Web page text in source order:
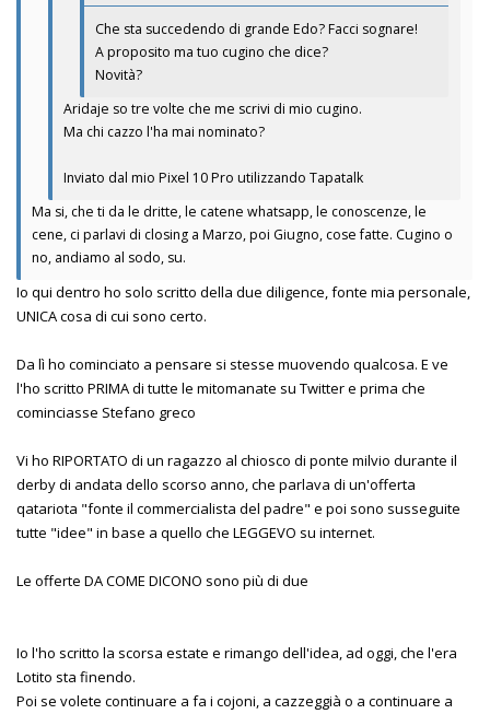
Che sta succedendo di grande Edo? Facci sognare!
A proposito ma tuo cugino che dice?
Novità?
Aridaje so tre volte che me scrivi di mio cugino.
Ma chi cazzo l'ha mai nominato?
Inviato dal mio Pixel 10 Pro utilizzando Tapatalk
Ma si, che ti da le dritte, le catene whatsapp, le conoscenze, le
cene, ci parlavi di closing a Marzo, poi Giugno, cose fatte. Cugino o
no, andiamo al sodo, su.
Io qui dentro ho solo scritto della due diligence, fonte mia personale,
UNICA cosa di cui sono certo.
Da lì ho cominciato a pensare si stesse muovendo qualcosa. E ve
l'ho scritto PRIMA di tutte le mitomanate su Twitter e prima che
cominciasse Stefano greco
Vi ho RIPORTATO di un ragazzo al chiosco di ponte milvio durante il
derby di andata dello scorso anno, che parlava di un'offerta
qatariota "fonte il commercialista del padre" e poi sono susseguite
tutte "idee" in base a quello che LEGGEVO su internet.
Le offerte DA COME DICONO sono più di due
Io l'ho scritto la scorsa estate e rimango dell'idea, ad oggi, che l'era
Lotito sta finendo.
Poi se volete continuare a fa i cojoni, a cazzeggià o a continuare a